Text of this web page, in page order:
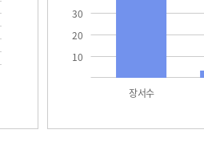
10
20
30
장서수